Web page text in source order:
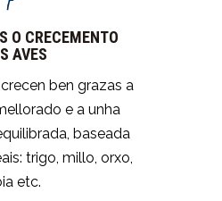
O CRECEMENTO
AVES
ben grazas a
e a unha
baseada
trigo, millo, orxo,
etc.